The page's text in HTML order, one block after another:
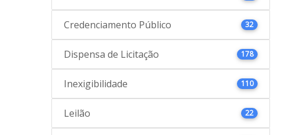
Credenciamento Público 32
Dispensa de Licitação 178
Inexigibilidade 110
Leilão 22